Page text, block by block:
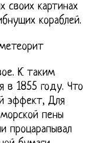
своих картинах
кораблей.
К таким
в 1855 году. Что
эффект, Для
пены
процарапывал